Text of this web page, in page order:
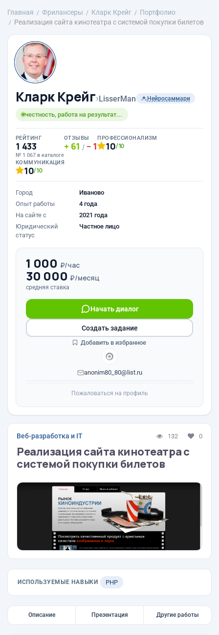
Главная Фрилансеры Кларк Крейг
Портфолио
Реализация сайта кинотеатра с системой покупки билетов
Кларк Крейг›LisserMan Нейросаммари
честность, работа на результат...
РЕЙТИНГ
1 433
№ 1 067 в каталоге
ОТЗЫВЫ
61 / 1
ПРОФЕССИОНАЛИЗМ
10/10
КОММУНИКАЦИЯ
10/10
Город
Иваново
Опыт работы
4 года
На сайте с
2021 года
Юридический
статус
Частное лицо
1 000 ₽/час
30 000 ₽/месяц
средняя ставка
Начать диалог
anonim80_80@list.ru
Создать задание
Добавить в избранное
Пожаловаться на профиль
Веб-разработка и IT 132 0
Реализация сайта кинотеатра с
системой покупки билетов
ИСПОЛЬЗУЕМЫЕ НАВЫКИ PHP
Описание Презентация Другие работы